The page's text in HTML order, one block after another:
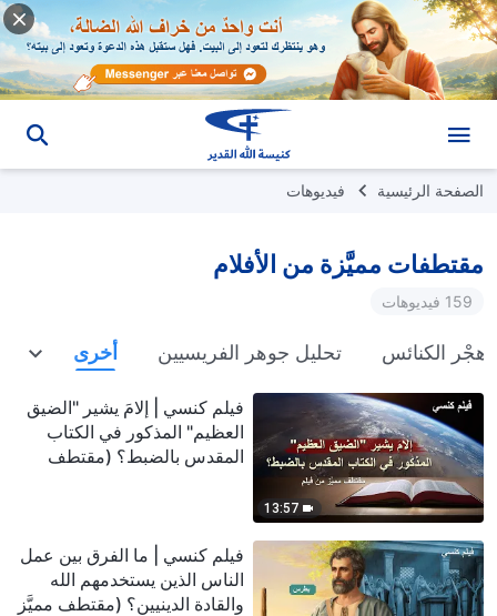
الصفحة الرئيسية فيديوهات
مقتطفات مميَّزة من الأفلام
159 فيديوهات
هجْر الكنائس تحليل جوهر الفريسيين أخرى
13:57
فيلم كنسي | إلامَ يشير "الضيق
العظيم" المذكور في الكتاب
المقدس بالضبط؟ (مقتطف
فيلم كنسي | ما الفرق بين عمل
الناس الذين يستخدمهم الله
والقادة الدينيين؟ (مقتطف مميَّز